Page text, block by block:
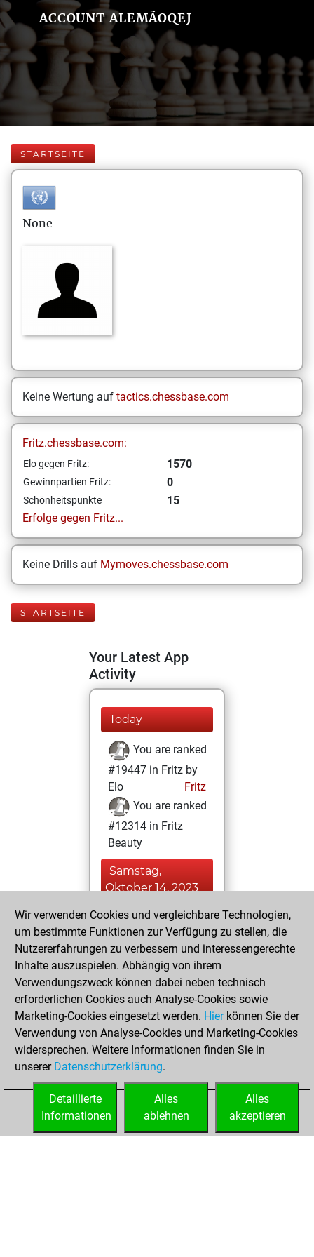
ACCOUNT ALEMÃOQEJ
STARTSEITE
None
Keine Wertung auf tactics.chessbase.com
Fritz.chessbase.com:
Elo gegen Fritz: 1570
Gewinnpartien Fritz: 0
Schönheitspunkte
15
Erfolge gegen Fritz...
Keine Drills auf Mymoves.chessbase.com
STARTSEITE
Your Latest App
Activity
Today
You are ranked
#19447 in Fritz by
Elo
Fritz
You are ranked
#12314 in Fritz
Beauty
Samstag,
Oktober 14, 2023
You achieved a
BeautyScore of 15
Fritz
achieved a new Elo
of 1570
Montag, Oktober
2, 2023
You created
your Fritz account
Wir verwenden Cookies und vergleichbare Technologien,
um bestimmte Funktionen zur Verfügung zu stellen, die
Nutzererfahrungen zu verbessern und interessengerechte
Inhalte auszuspielen. Abhängig von ihrem
Verwendungszweck können dabei neben technisch
erforderlichen Cookies auch Analyse-Cookies sowie
Marketing-Cookies eingesetzt werden. Hierkönnen Sie der
Verwendung von Analyse-Cookies und Marketing-Cookies
widersprechen. Weitere Informationen finden Sie in
unserer Datenschutzerklärung.
Alles
akzeptieren
Alles
ablehnen
Detaillierte
Informationen